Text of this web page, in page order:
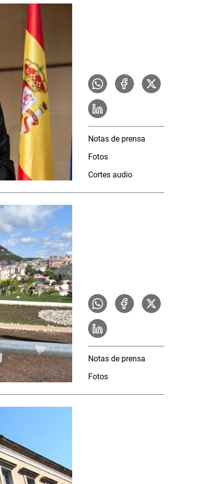
Notas de prensa
Fotos
Cortes audio
Notas de prensa
Fotos